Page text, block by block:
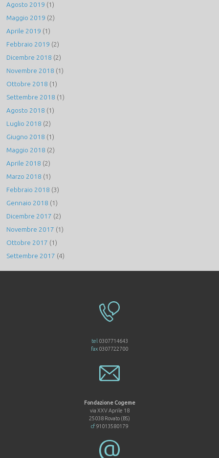
Agosto 2019 (1)
Maggio 2019 (2)
Aprile 2019 (1)
Febbraio 2019 (2)
Dicembre 2018 (2)
Novembre 2018 (1)
Ottobre 2018 (1)
Settembre 2018 (1)
Agosto 2018 (1)
Luglio 2018 (2)
Giugno 2018 (1)
Maggio 2018 (2)
Aprile 2018 (2)
Marzo 2018 (1)
Febbraio 2018 (3)
Gennaio 2018 (1)
Dicembre 2017 (2)
Novembre 2017 (1)
Ottobre 2017 (1)
Settembre 2017 (4)
tel 0307714643
fax 0307722700
Fondazione Cogeme
via XXV Aprile 18
25038 Rovato (BS)
cf91013580179